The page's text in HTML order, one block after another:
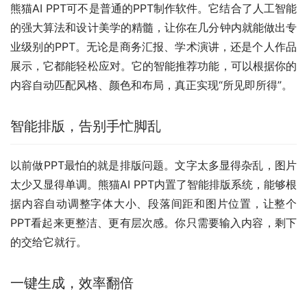
熊猫AI PPT可不是普通的PPT制作软件。它结合了人工智能
的强大算法和设计美学的精髓，让你在几分钟内就能做出专
业级别的PPT。无论是商务汇报、学术演讲，还是个人作品
展示，它都能轻松应对。它的智能推荐功能，可以根据你的
内容自动匹配风格、颜色和布局，真正实现“所见即所得”。
智能排版，告别手忙脚乱
以前做PPT最怕的就是排版问题。文字太多显得杂乱，图片
太少又显得单调。熊猫AI PPT内置了智能排版系统，能够根
据内容自动调整字体大小、段落间距和图片位置，让整个
PPT看起来更整洁、更有层次感。你只需要输入内容，剩下
的交给它就行。
一键生成，效率翻倍